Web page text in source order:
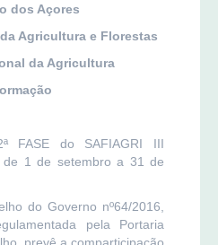
dos Açores
Agricultura e Florestas
da Agricultura
FASE do SAFIAGRI III
de 1 de setembro a 31 de
do Governo nº64/2016,
pela Portaria
prevê a comparticipação